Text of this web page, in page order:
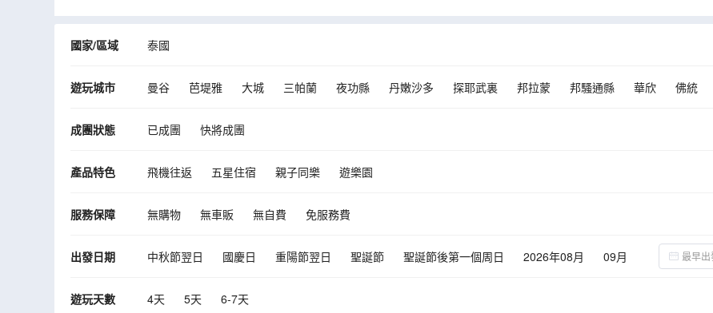
國家/區域 泰國
遊玩城市 曼谷 芭堤雅 大城 三帕蘭 夜功縣 丹嫩沙多 探耶武裏 邦拉蒙 邦騷通縣 華欣 佛統
成團狀態 已成團 快將成團
產品特色 飛機往返 五星住宿 親子同樂 遊樂園
服務保障 無購物 無車販 無自費 免服務費
出發日期 中秋節翌日 國慶日 重陽節翌日 聖誕節 聖誕節後第一個周日 2026年08月
09月
遊玩天數 4天 5天 6-7天